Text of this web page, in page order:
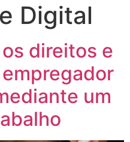
Digital
direitos e
um